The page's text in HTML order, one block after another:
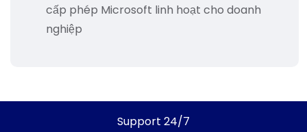
cấp phép Microsoft linh hoạt cho doanh
nghiệp
Support 24/7